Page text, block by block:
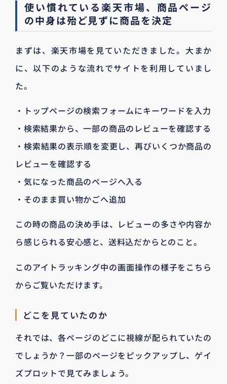
使い慣れている楽天市場、商品ページ
の中身は殆ど見ずに商品を決定
まずは、楽天市場を見ていただきました。大まか
に、以下のような流れでサイトを利用していまし
た。
・トップページの検索フォームにキーワードを入力
・検索結果から、一部の商品のレビューを確認する
・検索結果の表示順を変更し、再びいくつか商品の
レビューを確認する
・気になった商品のページへ入る
・そのまま買い物かごへ追加
この時の商品の決め手は、レビューの多さや内容か
ら感じられる安心感と、送料込だからとのこと。
このアイトラッキング中の画面操作の様子をこちら
からご覧いただけます。
どこを見ていたのか
それでは、各ページのどこに視線が配られていたの
でしょうか？一部のページをピックアップし、ゲイ
ズプロットで見てみましょう。